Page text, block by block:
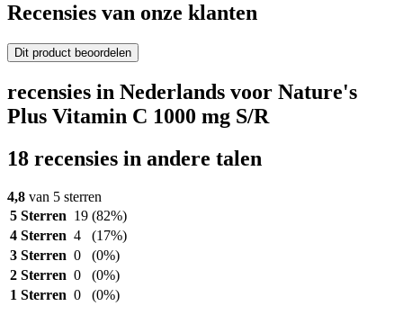
Recensies van onze klanten
Dit product beoordelen
recensies in Nederlands voor Nature's
Plus Vitamin C 1000 mg S/R
18 recensies in andere talen
4,8 van 5 sterren
5 Sterren 19 (82%)
4 Sterren 4
(17%)
3 Sterren 0
(0%)
2 Sterren 0
(0%)
1 Sterren 0 (0%)